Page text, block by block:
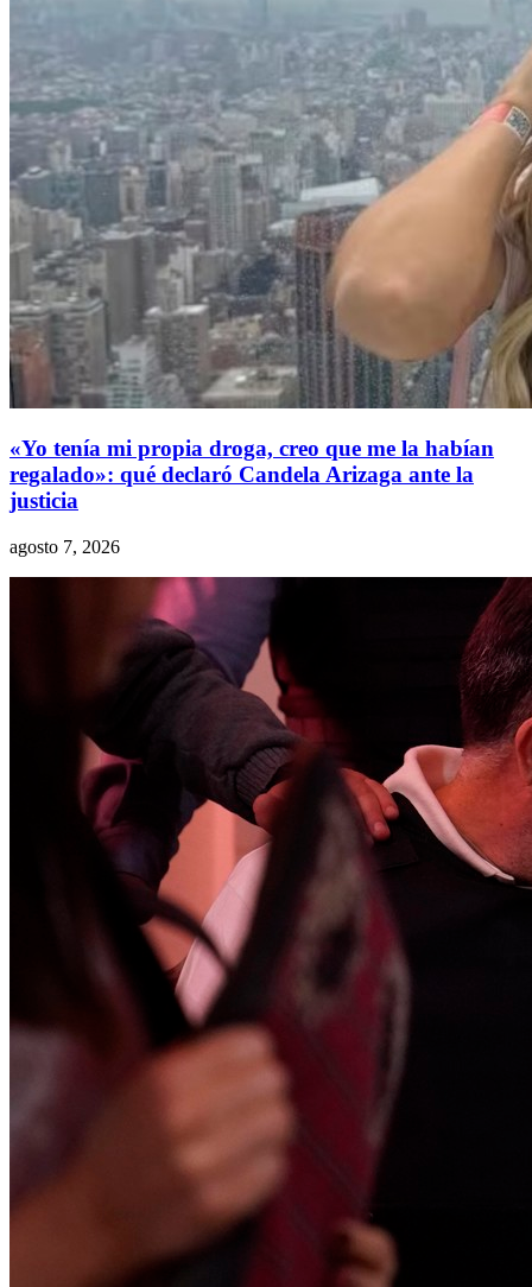
«Yo tenía mi propia droga, creo que me la habían
regalado»: qué declaró Candela Arizaga ante la
justicia
agosto 7, 2026